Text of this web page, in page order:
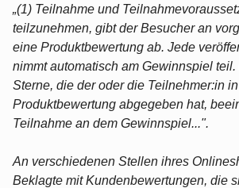
„(1) Teilnahme und
teilzunehmen, gibt der Besucher an
eine Produktbewertung ab. Jede
nimmt automatisch am Gewinnspiel
Sterne, die der oder die Teilnehmer:in
Produktbewertung abgegeben hat,
Teilnahme an dem Gewinnspiel...".
An verschiedenen Stellen ihres
Beklagte mit Kundenbewertungen, die